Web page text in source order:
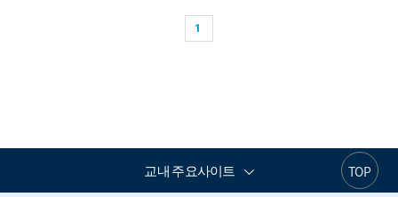
1
TOP
교내 주요사이트